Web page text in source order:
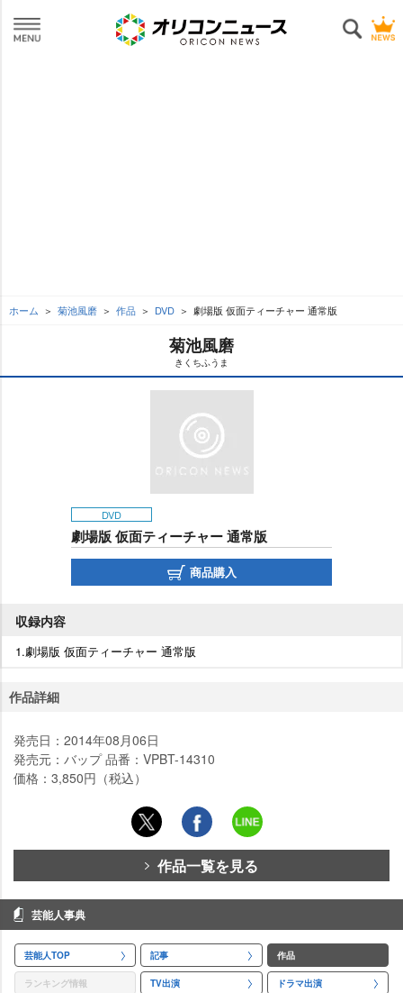
ホーム 菊池風磨 作品 DVD 劇場版 仮面ティーチャー 通常版
菊池風磨
きくちふうま
DVD
劇場版 仮面ティーチャー 通常版
商品購入
収録内容
1.劇場版 仮面ティーチャー 通常版
作品詳細
発売日：2014年08月06日
発売元：バップ 品番：VPBT-14310
価格：3,850円（税込）
作品一覧を見る
芸能人事典
芸能人TOP 記事 作品
ランキング情報 TV出演 ドラマ出演